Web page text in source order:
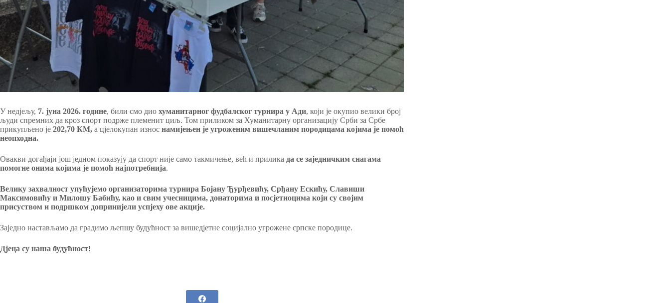
У недјељу, 7. јуна 2026. године, били смо дио хуманитарног фудбалског турнира у Ади, који је окупио велики број
људи спремних да кроз спорт подрже племенит циљ. Том приликом за Хуманитарну организацију Срби за Србе
прикупљено је 202,70 КМ, а цјелокупан износ намијењен је угроженим вишечланим породицама којима је помоћ
неопходна.
Овакви догађаји још једном показују да спорт није само такмичење, већ и прилика да се заједничким снагама
помогне онима којима је помоћ најпотребнија.
Велику захвалност упућујемо организаторима турнира Бојану Ђурђевићу, Срђану Ескићу, Славиши
Максимовићу и Милошу Бабићу, као и свим учесницима, донаторима и посјетиоцима који су својим
присуством и подршком допринијели успјеху ове акције.
Заједно настављамо да градимо љепшу будућност за вишедјетне социјално угрожене српске породице.
Дјеца су наша будућност!